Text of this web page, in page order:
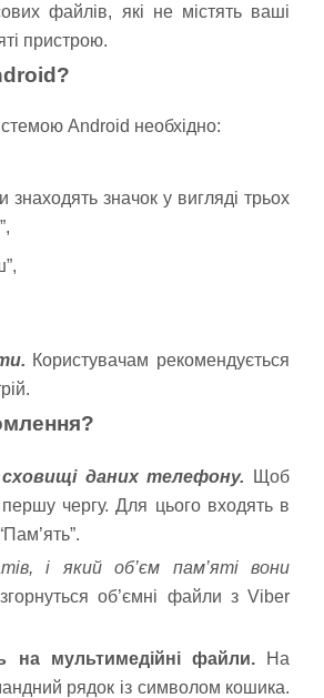
файлів, які не містять ваші
пристрою.
Android необхідно:
значок у вигляді трьох
Користувачам рекомендується
даних телефону. Щоб
чергу. Для цього входять в
і який об’єм пам’яті вони
об’ємні файли з Viber
на мультимедійні файли. На
рядок із символом кошика.